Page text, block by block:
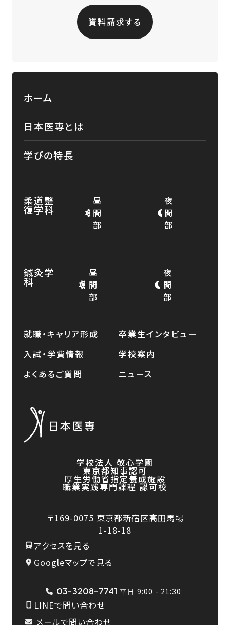
資料請求する
学校法人 敬心学園
東京都知事認可
厚生労働省指定養成施設
職業実践専門課程 認可校
〒169-0075 東京都新宿区高田馬場
1-18-18
アクセスを見る
Googleマップで見る
03-3208-7741 平日 9:00 - 21:30
LINEで問い合わせ
メールで問い合わせ
ホーム
日本医専とは
学びの特長
柔道整
復学科
昼
間
部
夜
間
部
鍼灸学
科
昼
間
部
夜
間
部
就職・キャリア形成
卒業生インタビュー
入試・学費情報
学校案内
よくあるご質問
ニュース